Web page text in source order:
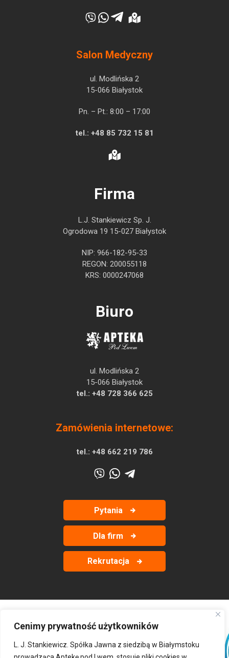
Cenimy prywatność użytkowników
L. J. Stankiewicz. Spółka Jawna z siedzibą w Białymstoku
Salon Medyczny
ul. Modlińska 2
15-066 Białystok
Pn. – Pt.: 8:00 – 17:00
tel.: +48 85 732 15 81
Firma
L.J. Stankiewicz Sp. J.
Ogrodowa 19 15-027 Białystok
NIP: 966-182-95-33
REGON: 200055118
KRS: 0000247068
Biuro
ul. Modlińska 2
15-066 Białystok
tel.: +48 728 366 625
Zamówienia internetowe:
tel.: +48 662 219 786
Pytania
Dla firm
Rekrutacja
‹